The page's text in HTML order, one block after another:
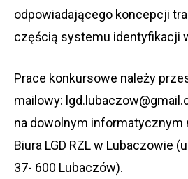
odpowiadającego koncepcji
częścią systemu identyfikacji
Prace konkursowe należy
mailowy:
na dowolnym informatycznym
Biura LGD RZL w Lubaczowie
37- 600 Lubaczów).